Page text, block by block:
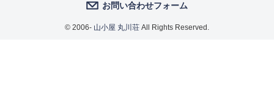
お問い合わせフォーム
© 2006- 山小屋 丸川荘 All Rights Reserved.